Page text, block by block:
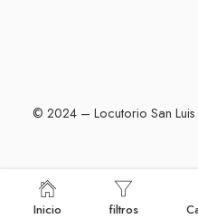
© 2024 – Locutorio San
Inicio filtros